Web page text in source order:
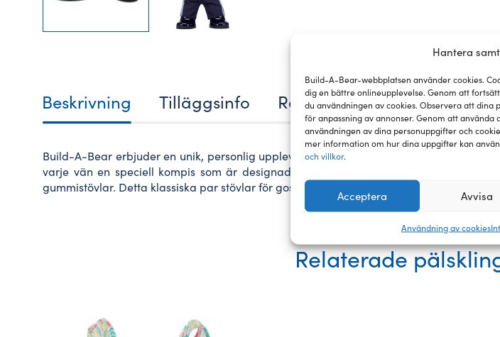
Hantera
Build-A-Bear-webbplatsen använder cookies.
dig en bättre onlineupplevelse. Genom att
du användningen av cookies. Observera att dina
för anpassning av annonser. Genom att använda
användningen av dina personuppgifter och
mer information om hur dina uppgifter kan
och villkor.
Acceptera Avvisa
Användning av cookies
Beskrivning Tilläggsinfo Recensioner
Build-A-Bear erbjuder en unik, personlig upplevelse där du kan skapa din alldeles
varje vän en speciell kompis som är designad just för dig. Håll din lurvig väns
gummistövlar. Detta klassiska par stövlar för gosedjur passar perfekt till alla kläder och
Relaterade